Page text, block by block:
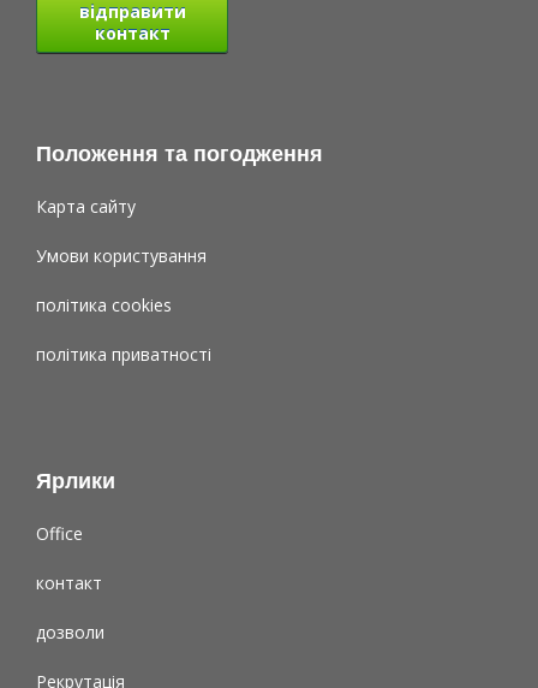
відправити
контакт
Положення та погодження
Карта сайту
Умови користування
політика cookies
політика приватності
Ярлики
Office
контакт
дозволи
Рекрутація